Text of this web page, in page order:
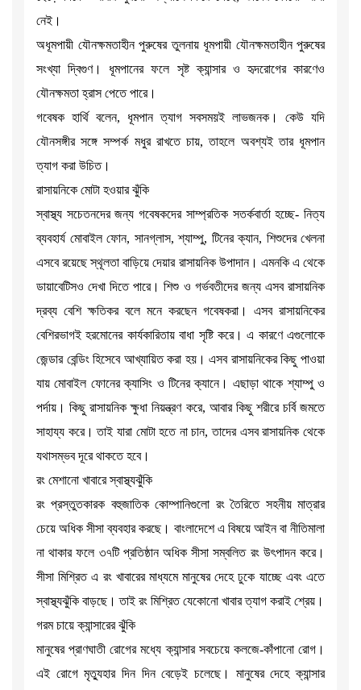
নেই।
অধূমপায়ী যৌনক্ষমতাহীন পুরুষের তুলনায় ধূমপায়ী যৌনক্ষমতাহীন পুরুষের
সংখ্যা দ্বিগুণ। ধূমপানের ফলে সৃষ্ট ক্যান্সার ও হৃদরোগের কারণেও
যৌনক্ষমতা হ্রাস পেতে পারে।
গবেষক হার্থি বলেন, ধূমপান ত্যাগ সবসময়ই লাভজনক। কেউ যদি
যৌনসঙ্গীর সঙ্গে সম্পর্ক মধুর রাখতে চায়, তাহলে অবশ্যই তার ধূমপান
ত্যাগ করা উচিত।
রাসায়নিকে মোটা হওয়ার ঝুঁকি
স্বাস্থ্য সচেতনদের জন্য গবেষকদের সাম্প্রতিক সতর্কবার্তা হচ্ছে- নিত্য
ব্যবহার্য মোবাইল ফোন, সানগ্লাস, শ্যাম্পু, টিনের ক্যান, শিশুদের খেলনা
এসবে রয়েছে স্থূলতা বাড়িয়ে দেয়ার রাসায়নিক উপাদান। এমনকি এ থেকে
ডায়াবেটিসও দেখা দিতে পারে। শিশু ও গর্ভবতীদের জন্য এসব রাসায়নিক
দ্রব্য বেশি ক্ষতিকর বলে মনে করছেন গবেষকরা। এসব রাসায়নিকের
বেশিরভাগই হরমোনের কার্যকারিতায় বাধা সৃষ্টি করে। এ কারণে এগুলোকে
জেন্ডার বেন্ডিং হিসেবে আখ্যায়িত করা হয়। এসব রাসায়নিকের কিছু পাওয়া
যায় মোবাইল ফোনের ক্যাসিং ও টিনের ক্যানে। এছাড়া থাকে শ্যাম্পু ও
পর্দায়। কিছু রাসায়নিক ক্ষুধা নিয়ন্ত্রণ করে, আবার কিছু শরীরে চর্বি জমতে
সাহায্য করে। তাই যারা মোটা হতে না চান, তাদের এসব রাসায়নিক থেকে
যথাসম্ভব দূরে থাকতে হবে।
রং মেশানো খাবারে স্বাস্থ্যঝুঁকি
রং প্রস্তুতকারক বহুজাতিক কোম্পানিগুলো রং তৈরিতে সহনীয় মাত্রার
চেয়ে অধিক সীসা ব্যবহার করছে। বাংলাদেশে এ বিষয়ে আইন বা নীতিমালা
না থাকার ফলে ৩৭টি প্রতিষ্ঠান অধিক সীসা সম্বলিত রং উৎপাদন করে।
সীসা মিশ্রিত এ রং খাবারের মাধ্যমে মানুষের দেহে ঢুকে যাচ্ছে এবং এতে
স্বাস্থ্যঝুঁকি বাড়ছে। তাই রং মিশ্রিত যেকোনো খাবার ত্যাগ করাই শ্রেয়।
গরম চায়ে ক্যান্সারের ঝুঁকি
মানুষের প্রাণঘাতী রোগের মধ্যে ক্যান্সার সবচেয়ে কলজে-কাঁপানো রোগ।
এই রোগে মৃত্যুহার দিন দিন বেড়েই চলেছে। মানুষের দেহে ক্যান্সার